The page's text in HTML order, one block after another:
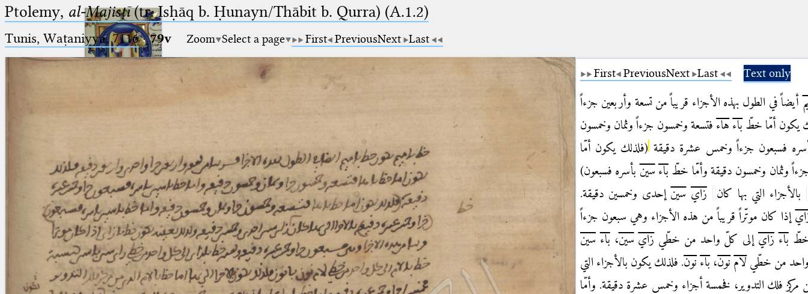
Ptolemaeus
Arabus et Latinus
(the underscore) is the placeholder
for exactly one character.
(the percent sign) is the
placeholder for no, one or more
than one character.
(two percent signs) is the
placeholder for no, one or more
than one character, but not for
blank space (so that a search ends
at word boundaries).
🔎︎
Start
Project
Team
News
Jobs
Publications
Ptolemy, al-Majisṭī(tr. Isḥāq b. Ḥunayn/Thābit b. Qurra) (A.1.2)
Tunis, Waṭaniyya, 7116·79v Zoom Select a page First PreviousNext Last
First PreviousNext Last Text only
أيضاً في الطول بهذه الأجزاء قريباً من تسعة وأربعين جزءاً
يكون أمّا خطّ باء هاء فتسعة وخمسون جزءاً وثمان وخمسون
فسبعون جزءاً وخمس عشرة دقيقة (فلذلك يكون أمّا
وثمان وخمسون دقيقة وأمّا خطّ باء سين بأسره فسبعون)
بالأجزاء التي بها كان
زاي سين إحدى وخمسين دقيقة.
إذا كان موتّراً قريباً من هذه الأجزاء وهي سبعون جزءاً
خطّ باء زاي إلى كلّ واحد من خطّي زاي سين، باء سين
من خطّي لام نون، باء نون. فلذلك يكون بالأجزاء التي
مركز فلك التدوير، فخمسة أجزاء وخمس عشرة دقيقة. وأمّا